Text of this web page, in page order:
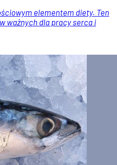
elementem diety. Ten
ważnych dla pracy serca i